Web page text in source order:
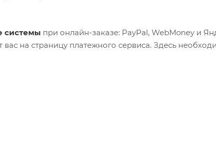
системы при онлайн-заказе: PayPal, WebMoney и
вас на страницу платежного сервиса. Здесь